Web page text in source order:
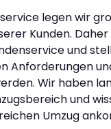
legen wir
Kunden.
und
Anforderungen
Wir haben
und
Umzug